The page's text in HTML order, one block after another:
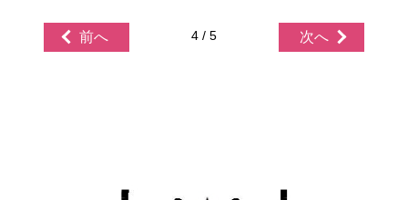
前へ 4 / 5 次へ